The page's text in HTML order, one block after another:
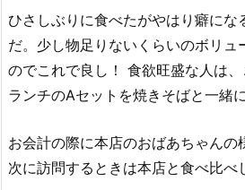
ひさしぶりに食べたがやはり癖にな
だ。少し物足りないくらいのボリュ
のでこれで良し！ 食欲旺盛な人は
ランチのAセットを焼きそばと一緒
お会計の際に本店のおばあちゃんの
次に訪問するときは本店と食べ比べ